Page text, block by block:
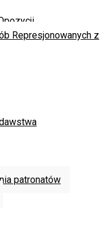
Represjonowanych z
patronatów